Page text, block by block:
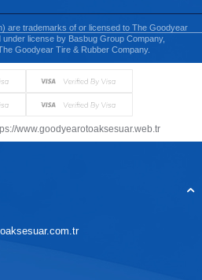
are trademarks of or licensed to The Goodyear
license by Basbug Group Company,
Goodyear Tire & Rubber Company.
www.goodyearotoaksesuar.web.tr